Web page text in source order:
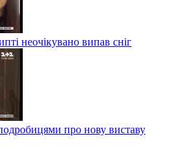
неочікувано випав сніг
про нову виставу